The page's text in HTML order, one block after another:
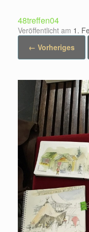
48treffen04
Veröffentlicht am 1.
← Vorheriges